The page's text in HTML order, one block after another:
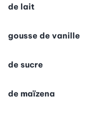
de lait
gousse de vanille
de sucre
de maïzena